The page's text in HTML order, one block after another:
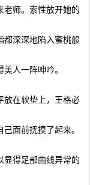
老师。索性放开她的
都深深地陷入蜜桃般
人一阵呻吟。
在软垫上，王格必
面前抚摸了起来。
得足部曲线异常的